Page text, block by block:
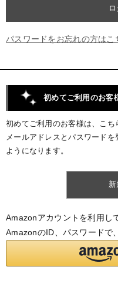
パスワードをお忘れの方はこ
初めてご利用のお客
初めてご利用のお客様は、こち
メールアドレスとパスワード
ようになります。
Amazonアカウントを利用し
AmazonのID、パスワードで